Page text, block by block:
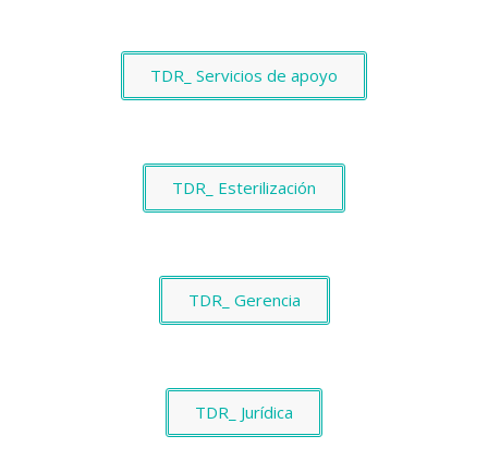
TDR_ Servicios de apoyo
TDR_ Esterilización
TDR_ Gerencia
TDR_ Jurídica